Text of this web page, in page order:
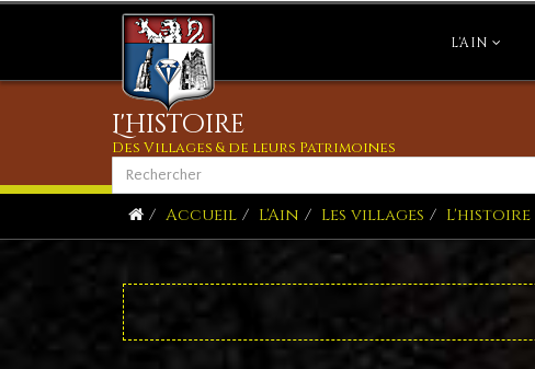
L'AIN
L'histoire
Des Villages & de leurs Patrimoines
Accueil L'Ain Les villages L'histoire